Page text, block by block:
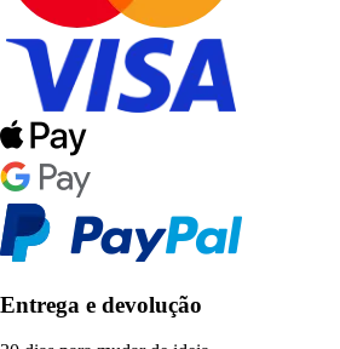
Entrega e devolução